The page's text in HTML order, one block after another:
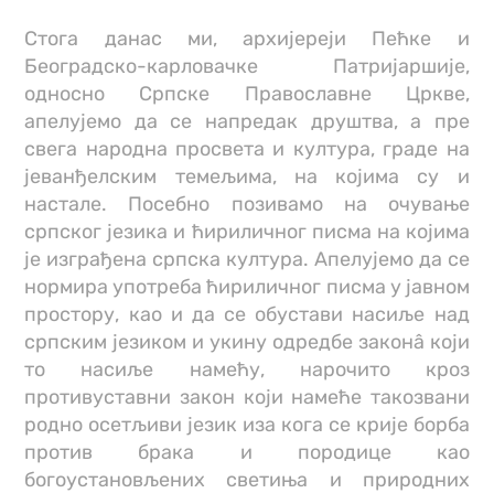
Стога данас ми, архијереји Пећке и
Београдско-карловачке Патријаршије,
односно Српске Православне Цркве,
апелујемо да се напредак друштва, а пре
свега народна просвета и култура, граде на
јеванђелским темељима, на којима су и
настале. Посебно позивамо на очување
српског језика и ћириличног писма на којима
је изграђена српска култура. Апелујемо да се
нормира употреба ћириличног писма у јавном
простору, као и да се обустави насиље над
српским језиком и укину одредбе законâ који
то насиље намећу, нарочито кроз
противуставни закон који намеће такозвани
родно осетљиви језик иза кога се крије борба
против брака и породице као
богоустановљених светиња и природних